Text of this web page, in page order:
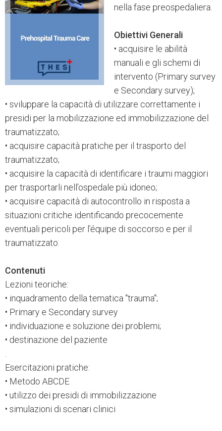
nella fase preospedaliera.
Obiettivi Generali
• acquisire le abilità
manuali e gli schemi di
intervento (Primary survey
e Secondary survey);
• sviluppare la capacità di utilizzare correttamente i
presidi per la mobilizzazione ed immobilizzazione del
traumatizzato;
• acquisire capacità pratiche per il trasporto del
traumatizzato;
• acquisire la capacità di identificare i traumi maggiori
per trasportarli nell’ospedale più idoneo;
• acquisire capacità di autocontrollo in risposta a
situazioni critiche identificando precocemente
eventuali pericoli per l’équipe di soccorso e per il
traumatizzato.
Contenuti
Lezioni teoriche:
• inquadramento della tematica "trauma";
• Primary e Secondary survey
• individuazione e soluzione dei problemi;
• destinazione del paziente
Esercitazioni pratiche:
• Metodo ABCDE
• utilizzo dei presidi di immobilizzazione
• simulazioni di scenari clinici